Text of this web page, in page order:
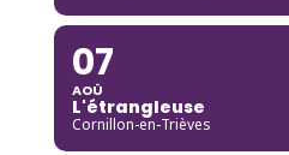
07
AOÛ
L'étrangleuse
Cornillon-en-Trièves